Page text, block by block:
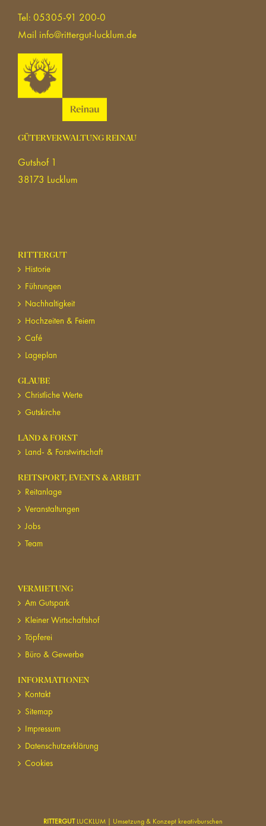
Tel: 05305-91 200-0
Mail info@rittergut-lucklum.de
GÜTERVERWALTUNG REINAU
Gutshof 1
38173 Lucklum
RITTERGUT
Historie
Führungen
Nachhaltigkeit
Hochzeiten & Feiern
Café
Lageplan
GLAUBE
Christliche Werte
Gutskirche
LAND & FORST
Land- & Forstwirtschaft
REITSPORT, EVENTS & ARBEIT
Reitanlage
Veranstaltungen
Jobs
Team
VERMIETUNG
Am Gutspark
Kleiner Wirtschaftshof
Töpferei
Büro & Gewerbe
INFORMATIONEN
Kontakt
Sitemap
Impressum
Datenschutzerklärung
Cookies
RITTERGUT LUCKLUM | Umsetzung & Konzeptkreativburschen